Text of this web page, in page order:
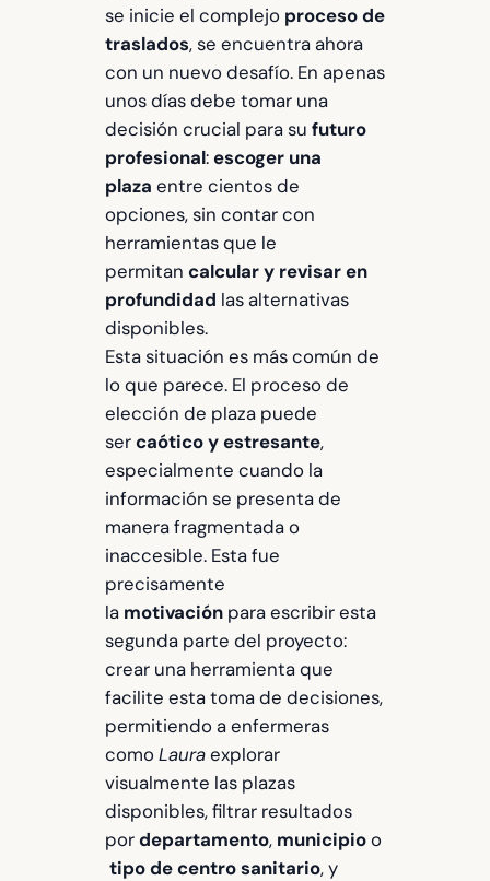
se inicie el complejo proceso de
traslados, se encuentra ahora
con un nuevo desafío. En apenas
unos días debe tomar una
decisión crucial para su futuro
profesional:escoger una
plaza entre cientos de
opciones, sin contar con
herramientas que le
permitan calcular y revisar en
profundidad las alternativas
disponibles.
Esta situación es más común de
lo que parece. El proceso de
elección de plaza puede
sercaótico y estresante,
especialmente cuando la
información se presenta de
manera fragmentada o
inaccesible. Esta fue
precisamente
la motivaciónpara escribir esta
segunda parte del proyecto:
crear una herramienta que
facilite esta toma de decisiones,
permitiendo a enfermeras
comoLauraexplorar
visualmente las plazas
disponibles, filtrar resultados
pordepartamento, municipioo
tipo de centro sanitario, y